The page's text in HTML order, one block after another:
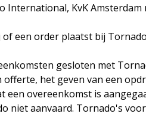
KvK Amsterdam
een order plaatst bij
gesloten met
het geven van een
een overeenkomst is
niet aanvaard. Tornado's